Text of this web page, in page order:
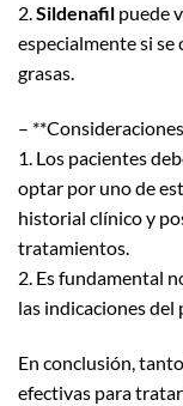
2.Sildenafil puede
especialmente si
grasas.
–
1. Los pacientes
optar por uno de
historial clínico y
tratamientos.
2. Es fundamental
las indicaciones del
En conclusión,
efectivas para